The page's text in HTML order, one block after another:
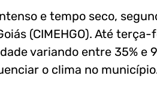
e tempo seco,
(CIMEHGO). Até terça-
variando entre 35% e
o clima no